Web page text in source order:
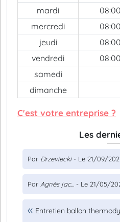
mardi
mercredi
jeudi
vendredi
samedi
dimanche
C'est votre entreprise ?
Les
Par Drzeviecki- Le 21/09/
Par Agnès jac... - Le 21/05/
Entretien ballon